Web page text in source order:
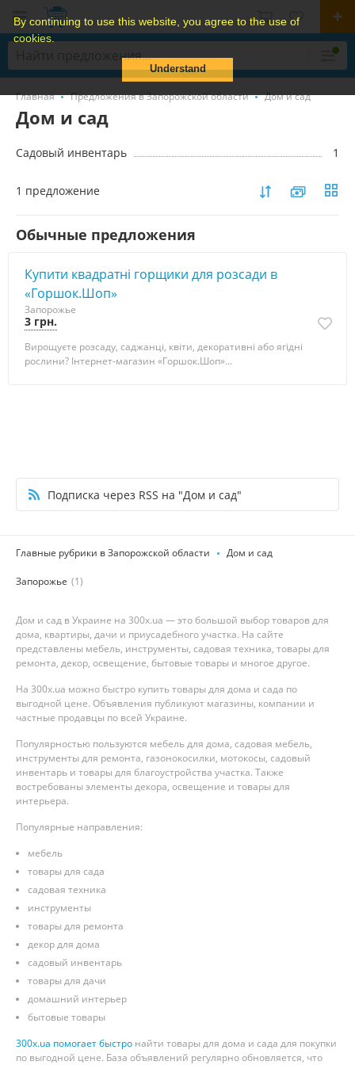
By continuing to use this website, you agree to the use of
cookies.
Understand
Главная Предложения в Запорожской области Дом и сад
Дом и сад
Садовый инвентарь 1
1 предложение
Обычные предложения
Купити квадратні горщики для розсади в
«Горшок.Шоп»
Запорожье
3 грн.
Вирощуєте розсаду, саджанці, квіти, декоративні або ягідні
рослини? Інтернет-магазин «Горшок.Шоп»...
Подписка через RSS на "Дом и сад"
Главные рубрики в Запорожской области Дом и сад
Запорожье (1)
Дом и сад в Украине на 300x.ua — это большой выбор товаров для
дома, квартиры, дачи и приусадебного участка. На сайте
представлены мебель, инструменты, садовая техника, товары для
ремонта, декор, освещение, бытовые товары и многое другое.
На 300x.ua можно быстро купить товары для дома и сада по
выгодной цене. Объявления публикуют магазины, компании и
частные продавцы по всей Украине.
Популярностью пользуются мебель для дома, садовая мебель,
инструменты для ремонта, газонокосилки, мотокосы, садовый
инвентарь и товары для благоустройства участка. Также
востребованы элементы декора, освещение и товары для
интерьера.
Популярные направления:
мебель
товары для сада
садовая техника
инструменты
товары для ремонта
декор для дома
садовый инвентарь
товары для дачи
домашний интерьер
бытовые товары
300x.ua помогает быстро найти товары для дома и сада для покупки
по выгодной цене. База объявлений регулярно обновляется, что